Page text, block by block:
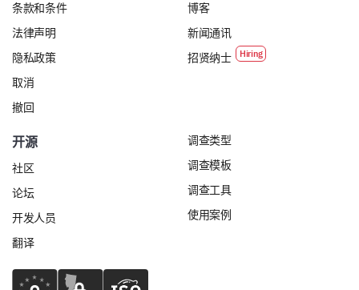
总体满意度
最后，让我们确认您对宠物收养体验的总体满意度。
总体来说，您对我们机构的宠物收养体验满意
不满意
您有什么建议或意见可以进一步改善我们的宠物
条款和条件
法律声明
隐私政策
取消
撤回
博客
新闻通讯
招贤纳士
开源
社区
论坛
开发人员
翻译
调查类型
调查模板
调查工具
使用案例